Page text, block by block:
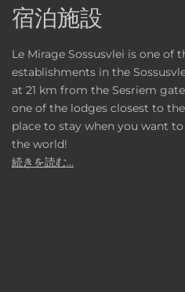
宿泊施設
Le Mirage Sossusvlei is one of
establishments in the
at 21 km from the Sesriem
one of the lodges closest to
place to stay when you want
the world!
続きを読む...